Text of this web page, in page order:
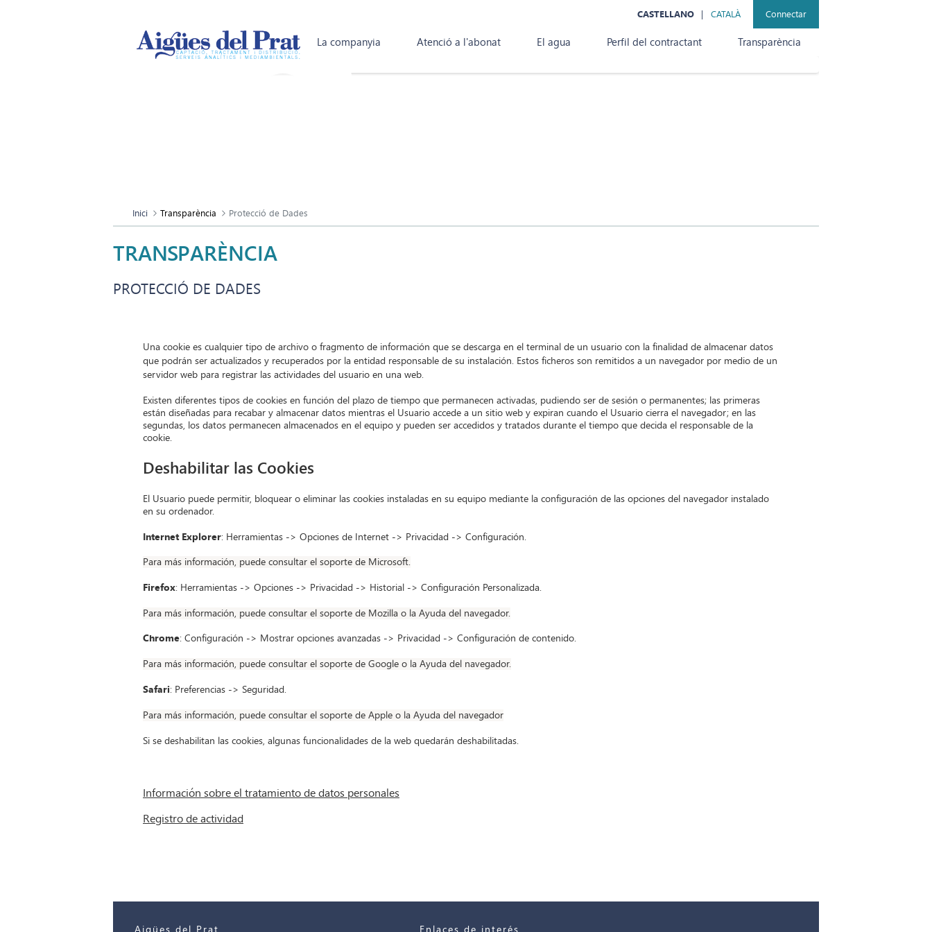
Connectar
CASTELLANO CATALÀ
La companyia Atenció a l'abonat El agua Perfil del contractant Transparència
Inici Transparència Protecció de Dades
TRANSPARÈNCIA
PROTECCIÓ DE DADES
Una cookie es cualquier tipo de archivo o fragmento de información que se descarga en el terminal de un usuario con la finalidad de almacenar datos
que podrán ser actualizados y recuperados por la entidad responsable de su instalación. Estos ficheros son remitidos a un navegador por medio de un
servidor web para registrar las actividades del usuario en una web.
Existen diferentes tipos de cookies en función del plazo de tiempo que permanecen activadas, pudiendo ser de sesión o permanentes; las primeras
están diseñadas para recabar y almacenar datos mientras el Usuario accede a un sitio web y expiran cuando el Usuario cierra el navegador; en las
segundas, los datos permanecen almacenados en el equipo y pueden ser accedidos y tratados durante el tiempo que decida el responsable de la
cookie.
Deshabilitar las Cookies
El Usuario puede permitir, bloquear o eliminar las cookies instaladas en su equipo mediante la configuración de las opciones del navegador instalado
en su ordenador.
Internet Explorer: Herramientas -> Opciones de Internet -> Privacidad -> Configuración.
Para más información, puede consultar el soporte de Microsoft.
Firefox: Herramientas -> Opciones -> Privacidad -> Historial -> Configuración Personalizada.
Para más información, puede consultar el soporte de Mozilla o la Ayuda del navegador.
Chrome: Configuración -> Mostrar opciones avanzadas -> Privacidad -> Configuración de contenido.
Para más información, puede consultar el soporte de Google o la Ayuda del navegador.
Safari: Preferencias -> Seguridad.
Para más información, puede consultar el soporte de Apple o la Ayuda del navegador
Si se deshabilitan las cookies, algunas funcionalidades de la web quedarán deshabilitadas.
Información sobre el tratamiento de datos personales
Registro de actividad